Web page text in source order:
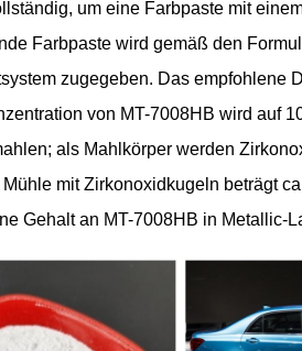
um eine Farbpaste mit
Farbpaste wird gemäß den
zugegeben. Das empfohlene
von MT-7008HB wird auf
als Mahlkörper werden
mit Zirkonoxidkugeln beträgt
Gehalt an MT-7008HB in Metallic-